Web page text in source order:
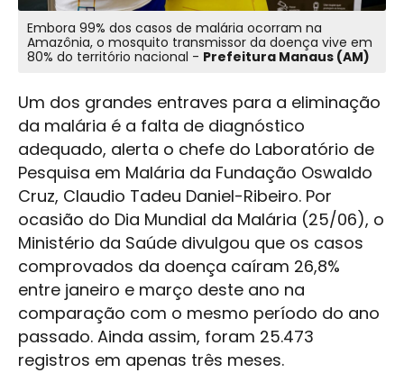
Embora 99% dos casos de malária ocorram na
Amazônia, o mosquito transmissor da doença vive em
80% do território nacional - Prefeitura Manaus (AM)
Um dos grandes entraves para a eliminação
da malária é a falta de diagnóstico
adequado, alerta o chefe do Laboratório de
Pesquisa em Malária da Fundação Oswaldo
Cruz, Claudio Tadeu Daniel-Ribeiro. Por
ocasião do Dia Mundial da Malária (25/06), o
Ministério da Saúde divulgou que os casos
comprovados da doença caíram 26,8%
entre janeiro e março deste ano na
comparação com o mesmo período do ano
passado. Ainda assim, foram 25.473
registros em apenas três meses.